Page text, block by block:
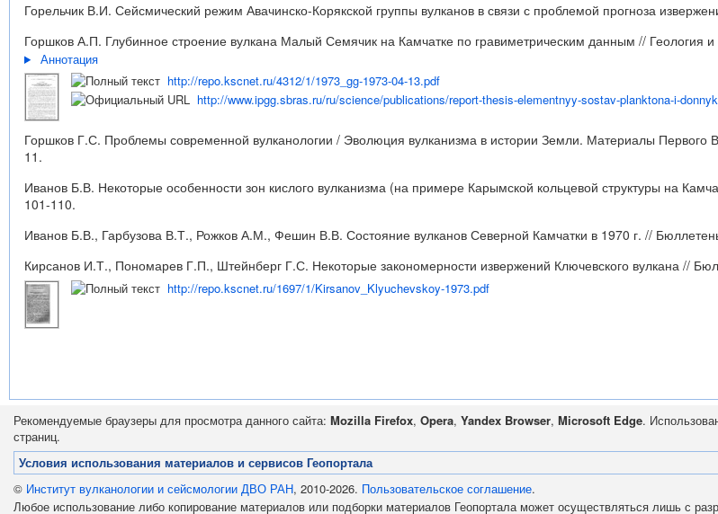
Горельчик В.И. Сейсмический режим Авачинско-Корякской группы вулканов в связи с проблемой прогноза
Горшков А.П. Глубинное строение вулкана Малый Семячик на Камчатке по гравиметрическим данным // Геология
Аннотация
http://repo.kscnet.ru/4312/1/1973_gg-1973-04-13.pdf
http://www.ipgg.sbras.ru/ru/science/publications/report-thesis-elementnyy-sostav-planktona-i-
Горшков Г.С. Проблемы современной вулканологии / Эволюция вулканизма в истории Земли. Материалы
11.
Иванов Б.В. Некоторые особенности зон кислого вулканизма (на примере Карымской кольцевой структуры на
101-110.
Иванов Б.В., Гарбузова В.Т., Рожков А.М., Фешин В.В. Состояние вулканов Северной Камчатки в 1970 г. //
Кирсанов И.Т., Пономарев Г.П., Штейнберг Г.С. Некоторые закономерности извержений Ключевского вулкана //
http://repo.kscnet.ru/1697/1/Kirsanov_Klyuchevskoy-1973.pdf
Рекомендуемые браузеры для просмотра данного сайта: Mozilla Firefox, Opera, Yandex Browser, Microsoft Edge.
страниц.
Условия использования материалов и сервисов Геопортала
© Институт вулканологии и сейсмологии ДВО РАН, 2010-2026. Пользовательское соглашение.
Любое использование либо копирование материалов или подборки материалов Геопортала может осуществляться лишь с